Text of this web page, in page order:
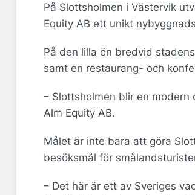
På Slottsholmen i Västervik
Equity AB ett unikt
På den lilla ön bredvid
samt en restaurang- och
– Slottsholmen blir en modern
Alm Equity AB.
Målet är inte bara att göra
besöksmål för
– Det här är ett av Sveriges